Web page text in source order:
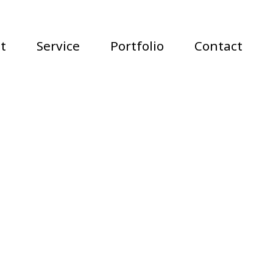
Service Portfolio Contact